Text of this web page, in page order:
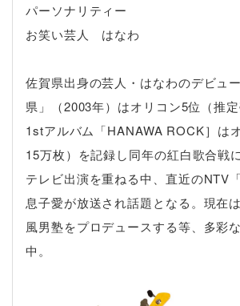
パーソナリティー
お笑い芸人 はなわ
佐賀県出身の芸人・はなわのデビュ
県」（2003年）はオリコン5位（推定
1stアルバム「HANAWA ROCK］は
15万枚）を記録し同年の紅白歌合戦
テレビ出演を重ねる中、直近のNTV
息子愛が放送され話題となる。現在
風男塾をプロデュースする等、多彩
中。